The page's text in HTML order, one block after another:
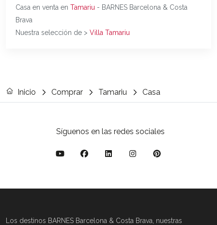
Casa en venta en Tamariu - BARNES Barcelona & Costa
Brava
Nuestra selección de > Villa Tamariu
Inicio Comprar Tamariu Casa
Síguenos en las redes sociales
Los destinos BARNES Barcelona & Costa Brava, nuestras